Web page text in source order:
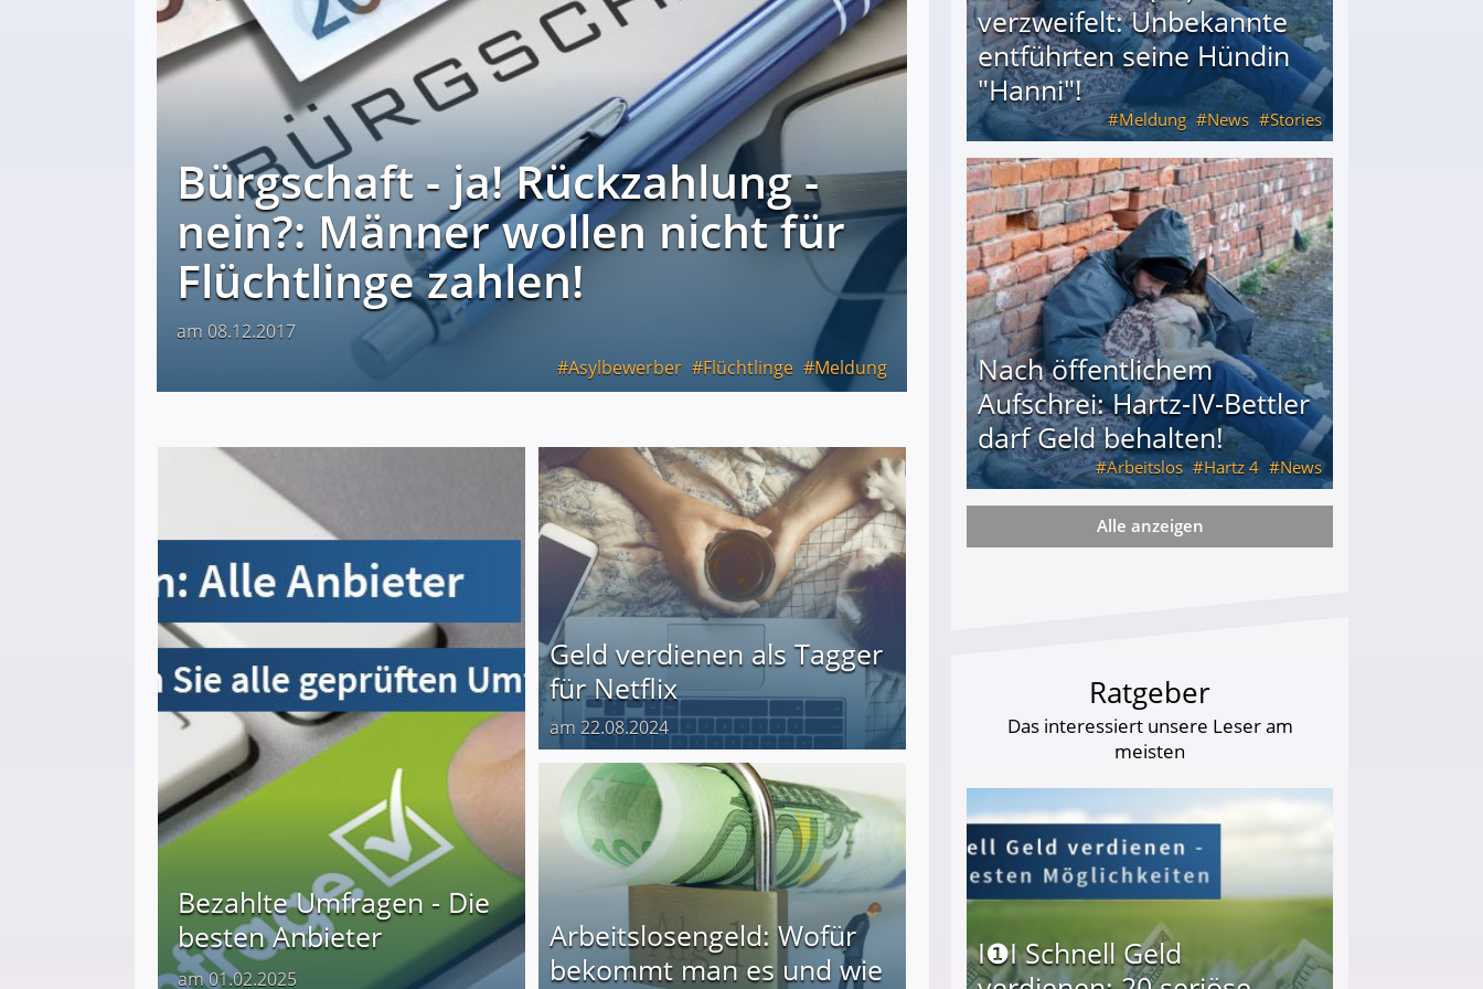
Bürgschaft - ja! Rückzahlung -
nein?: Männer wollen nicht für
Flüchtlinge zahlen!
am 08.12.2017
Asylbewerber
Flüchtlinge Meldung
Bezahlte Umfragen - Die
besten Anbieter
am 01.02.2025
Geld verdienen als Tagger
für Netflix
am 22.08.2024
Arbeitslosengeld: Wofür
bekommt man es und wie
verzweifelt: Unbekannte
entführten seine Hündin
"Hanni"!
Meldung News Stories
Obdachloser (58) verzweifelt: Unbekannte entführten seine Hündin "Hanni"!
Nach öffentlichem
Aufschrei: Hartz-IV-Bettler
darf Geld behalten!
Arbeitslos Hartz 4 News
Nach öffentlichem Aufschrei: Hartz-IV-Bettler darf Geld behalten!
Alle anzeigen
Ratgeber
Das interessiert unsere Leser am
meisten
I❶I Schnell Geld